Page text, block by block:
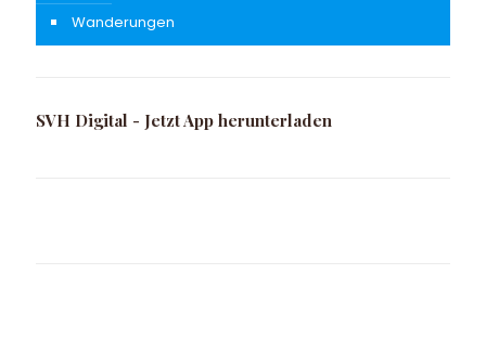
Wanderungen
SVH Digital - Jetzt App herunterladen